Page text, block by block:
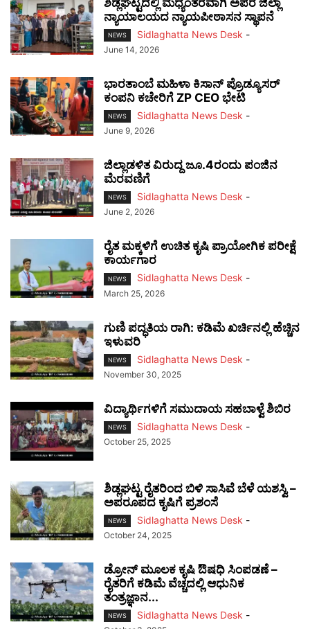
ನ್ಯಾಯಾಲಯದ ನ್ಯಾಯಪೀಠಾಸನ ಸ್ಥಾಪನೆ
NEWS Sidlaghatta News Desk -
June 14, 2026
ಭಾರತಾಂಬೆ ಮಹಿಳಾ ಕಿಸಾನ್ ಪ್ರೊಡ್ಯೂಸರ್
ಕಂಪನಿ ಕಚೇರಿಗೆ ZP CEO ಭೇಟಿ
NEWS Sidlaghatta News Desk -
June 9, 2026
ಜಿಲ್ಲಾಡಳಿತ ವಿರುದ್ದ ಜೂ.4ರಂದು ಪಂಜಿನ
ಮೆರವಣಿಗೆ
NEWS Sidlaghatta News Desk -
June 2, 2026
ರೈತ ಮಕ್ಕಳಿಗೆ ಉಚಿತ ಕೃಷಿ ಪ್ರಾಯೋಗಿಕ ಪರೀಕ್ಷೆ
ಕಾರ್ಯಗಾರ
NEWS Sidlaghatta News Desk -
March 25, 2026
ಗುಣಿ ಪದ್ಧತಿಯ ರಾಗಿ: ಕಡಿಮೆ ಖರ್ಚಿನಲ್ಲಿ ಹೆಚ್ಚಿನ
ಇಳುವರಿ
NEWS Sidlaghatta News Desk -
November 30, 2025
ವಿದ್ಯಾರ್ಥಿಗಳಿಗೆ ಸಮುದಾಯ ಸಹಬಾಳ್ವೆ ಶಿಬಿರ
NEWS Sidlaghatta News Desk -
October 25, 2025
ಶಿಡ್ಲಘಟ್ಟ ರೈತರಿಂದ ಬಿಳಿ ಸಾಸಿವೆ ಬೆಳೆ ಯಶಸ್ವಿ –
ಅಪರೂಪದ ಕೃಷಿಗೆ ಪ್ರಶಂಸೆ
NEWS Sidlaghatta News Desk -
October 24, 2025
ಡ್ರೋನ್ ಮೂಲಕ ಕೃಷಿ ಔಷಧಿ ಸಿಂಪಡಣೆ –
ರೈತರಿಗೆ ಕಡಿಮೆ ವೆಚ್ಚದಲ್ಲಿ ಆಧುನಿಕ
ತಂತ್ರಜ್ಞಾನ...
NEWS Sidlaghatta News Desk -